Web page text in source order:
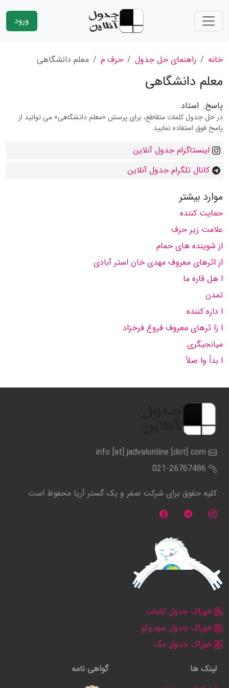
ورود
خانه راهنمای حل جدول حرف م معلم دانشگاهی
معلم دانشگاهی
پاسخ: استاد
در حل جدول کلمات متقاطع، برای پرسش «معلم دانشگاهی» می توانید از
پاسخ فوق استفاده نمایید.
اینستاگرام جدول آنلاین
کانال تلگرام جدول آنلاین
موارد بیشتر
حمایت كننده
علامت زیر حرف
از شوینده های حمام
از اثرهای معروف مهدی خان استر آبادی
ا هل قاره ما
تمدن
ا داره كننده
ا زا ثرهای معروف فروغ فرخزاد
میانجیگری
ا بداً وا صلاً
info [at] jadvalonline [dot] com
021-26767486
کلیه حقوق برای شرکت صفر و یک گستر آریا محفوظ است
خوراک جدول کلمات
خوراک جدول سودوکو
خوراک جدول مگ
لینک ها
گواهی نامه